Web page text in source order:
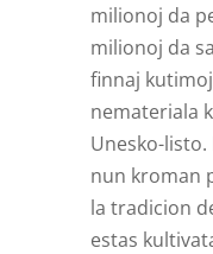
milionoj da
milionoj da
finnaj
nemateriala
Unesko-
nun kroman
la tradicion
estas